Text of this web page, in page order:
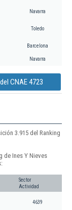
Navarra
Toledo
Barcelona
Navarra
CNAE 4723
3.915 del Ranking
de Ines Y Nieves
Sector
Actividad
4639